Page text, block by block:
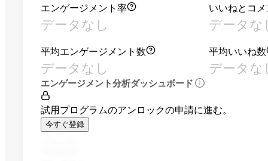
エンゲージメント率
データなし
いいねとコ
データな
平均エンゲージメント数
データなし
平均いいね数
データな
エンゲージメント分析ダッシュボード
試用プログラムのアンロックの申請に進む。
今すぐ登録